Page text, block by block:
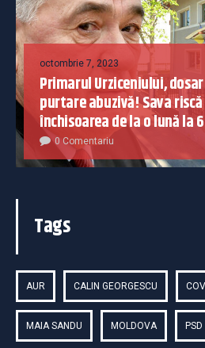
octombrie 7, 2023
Primarul Urziceniului,
purtare abuzivă! Sava
închisoarea de la o lună la
0 Comentariu
Tags
AUR CALIN GEORGESCU
MAIA SANDU MOLDOVA PSD